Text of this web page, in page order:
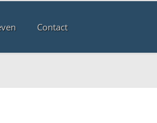
Contact